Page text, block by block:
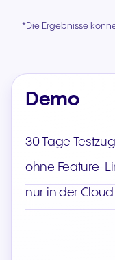
*Die Ergebnisse
Demo
30 Tage
ohne Feature-
nur in der Cloud